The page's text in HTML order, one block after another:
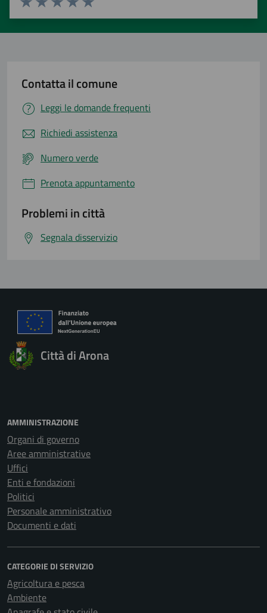
Valuta 5 stelle su 5
Valuta 4 stelle su 5
Valuta 3 stelle su 5
Valuta 2 stelle su 5
Valuta 1 stelle su 5
Contatta il comune
Leggi le domande frequenti
Richiedi assistenza
Numero verde
Prenota appuntamento
Problemi in città
Segnala disservizio
Città di Arona
AMMINISTRAZIONE
Organi di governo
Aree amministrative
Uffici
Enti e fondazioni
Politici
Personale amministrativo
Documenti e dati
CATEGORIE DI SERVIZIO
Agricoltura e pesca
Ambiente